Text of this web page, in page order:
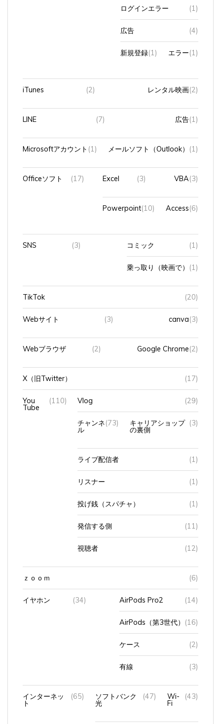
ログインエラー (1)
広告 (4)
新規登録 (1) エラー (1)
iTunes (2) レンタル映画(2)
LINE (7) 広告 (1)
Microsoftアカウント (1) メールソフト（Outlook） (1)
Officeソフト (17) Excel (3) VBA (3)
Powerpoint(10) Access(6)
SNS (3) コミック (1)
乗っ取り（映画で） (1)
TikTok (20)
Webサイト (3) canva(3)
Webブラウザ (2) Google Chrome (2)
X（旧Twitter） (17)
You
Tube
(110) Vlog (29)
チャンネ
ル
(73) キャリアショップ
の裏側
(3)
ライブ配信者 (1)
リスナー (1)
投げ銭（スパチャ） (1)
発信する側 (11)
視聴者 (12)
ｚｏｏｍ (6)
イヤホン (34) AirPods Pro2 (14)
AirPods（第3世代） (16)
ケース (2)
有線 (3)
インターネッ
ト
(65) ソフトバンク
光
(47) Wi-
Fi
(43)